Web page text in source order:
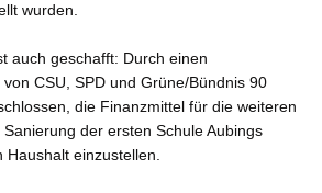
wurden.
auch geschafft: Durch einen
CSU, SPD und Grüne/Bündnis 90
die Finanzmittel für die weiteren
der ersten Schule Aubings
einzustellen.